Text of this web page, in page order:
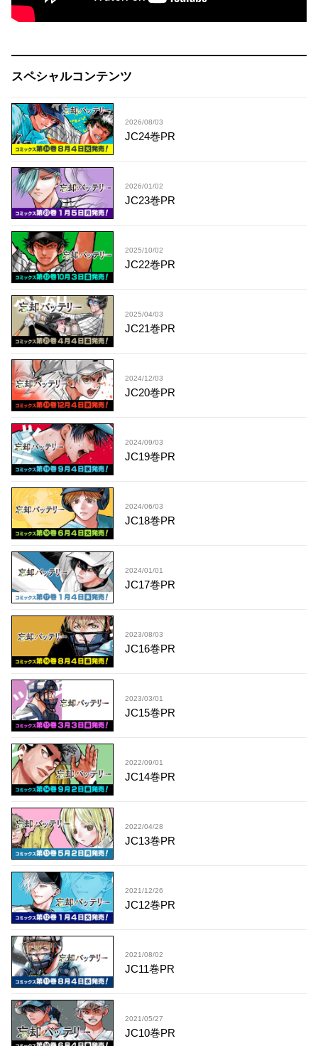
スペシャルコンテンツ
2026/08/03
JC24巻PR
2026/01/02
JC23巻PR
2025/10/02
JC22巻PR
2025/04/03
JC21巻PR
2024/12/03
JC20巻PR
2024/09/03
JC19巻PR
2024/06/03
JC18巻PR
2024/01/01
JC17巻PR
2023/08/03
JC16巻PR
2023/03/01
JC15巻PR
2022/09/01
JC14巻PR
2022/04/28
JC13巻PR
2021/12/26
JC12巻PR
2021/08/02
JC11巻PR
2021/05/27
JC10巻PR